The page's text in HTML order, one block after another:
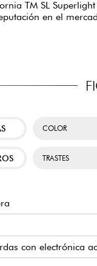
TM SL
en el
COLOR
TRASTES
con electrónica